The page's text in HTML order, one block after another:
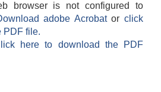
browser is not configured to
adobe Acrobatorclick
PDF file.
here to download the PDF